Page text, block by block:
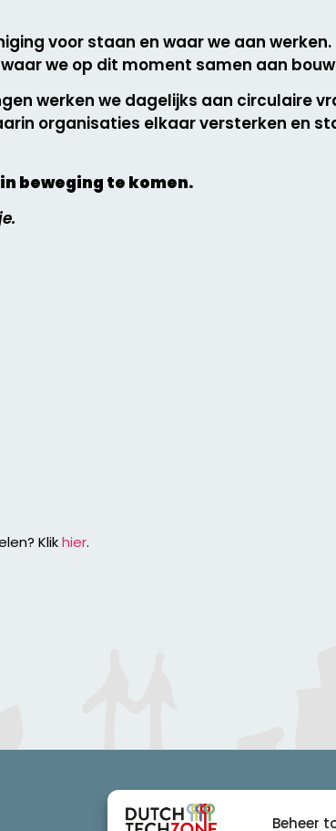
Beheer
voor staan en waar we aan
we op dit moment samen aan
werken we dagelijks aan circulaire
organisaties elkaar versterken en
beweging te komen.
Klikhier.